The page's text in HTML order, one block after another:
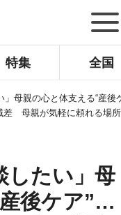
特集 全国
」母親の心と体支える“産後
差 母親が気軽に頼れる場
したい」母
後ケア”…